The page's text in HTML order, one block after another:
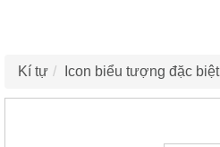
Kí tự Icon biểu tượng đặc biệt